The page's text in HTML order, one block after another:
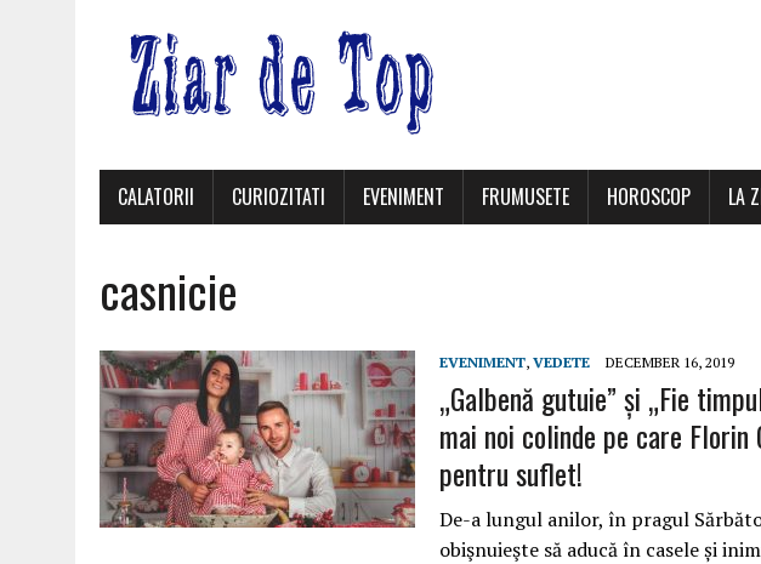
CALATORII CURIOZITATI EVENIMENT FRUMUSETE HOROSCOP LA
casnicie
EVENIMENT, VEDETE DECEMBER 16, 2019
„Galbenă gutuie” și „Fie
mai noi colinde pe care
pentru suflet!
De-a lungul anilor, în pragul
obişnuieşte să aducă în casele și